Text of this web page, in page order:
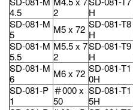
4.5
2
H
SD-081-M
5
M5 x 72 SD-081-T8
H
SD-081-M
5.5
M5.5 x 7
2
SD-081-T9
H
SD-081-M
6
M6 x 72 SD-081-T1
0H
SD-081-P
1
＃000 x
50
SD-081-T1
5H